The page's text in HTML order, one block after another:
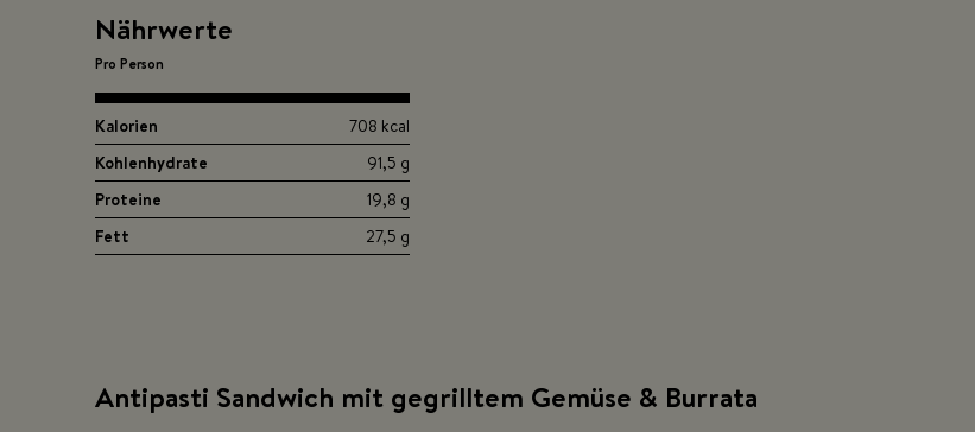
Nährwerte
Pro Person
Kalorien
708 kcal
Kohlenhydrate
91,5 g
Proteine
19,8 g
Fett
27,5 g
Antipasti Sandwich mit gegrilltem Gemüse & Burrata